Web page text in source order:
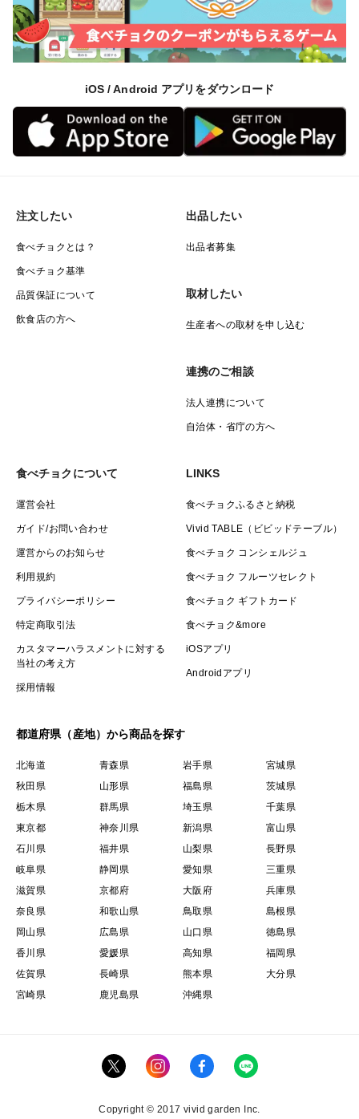
iOS / Android アプリをダウンロード
注文したい
食べチョクとは？
食べチョク基準
品質保証について
飲食店の方へ
出品したい
出品者募集
取材したい
生産者への取材を申し込む
連携のご相談
法人連携について
自治体・省庁の方へ
食べチョクについて
運営会社
ガイド/お問い合わせ
運営からのお知らせ
利用規約
プライバシーポリシー
特定商取引法
カスタマーハラスメントに対する
当社の考え方
採用情報
LINKS
食べチョクふるさと納税
Vivid TABLE（ビビッドテーブル）
食べチョク コンシェルジュ
食べチョク フルーツセレクト
食べチョク ギフトカード
食べチョク&more
iOSアプリ
Androidアプリ
都道府県（産地）から商品を探す
北海道 青森県 岩手県
宮城県
秋田県
山形県 福島県
茨城県
栃木県
群馬県 埼玉県
千葉県
東京都
神奈川県 新潟県
富山県
石川県
福井県 山梨県
長野県
岐阜県
静岡県 愛知県
三重県
滋賀県
京都府 大阪府
兵庫県
奈良県
和歌山県 鳥取県
島根県
岡山県
広島県 山口県
徳島県
香川県
愛媛県 高知県
福岡県
佐賀県
長崎県 熊本県
大分県
宮崎県
鹿児島県 沖縄県
Copyright © 2017 vivid garden Inc.